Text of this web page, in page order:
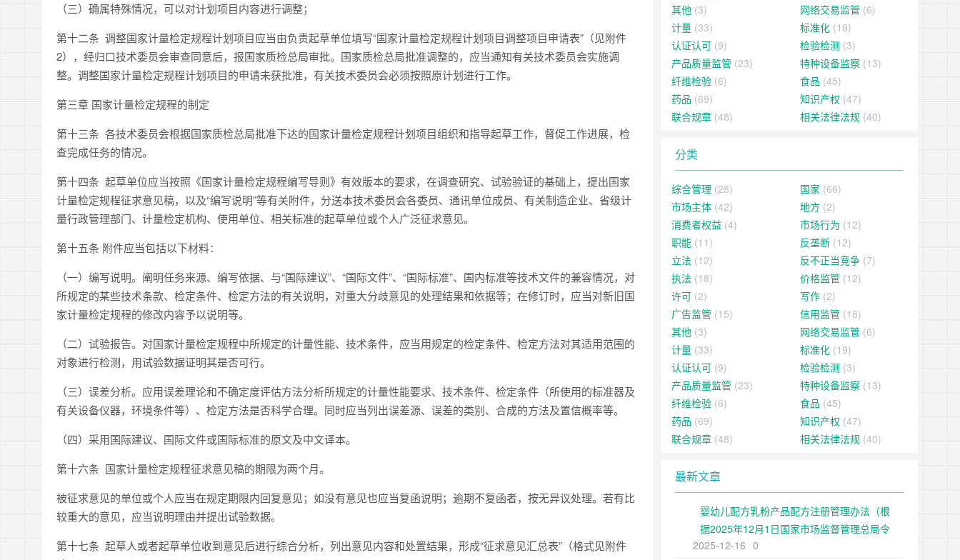
（三）确属特殊情况，可以对计划项目内容进行调整；
第十二条 调整国家计量检定规程计划项目应当由负责起草单位填写“国家计量检定规程计划项目调整项目申请表”（见附件
2），经归口技术委员会审查同意后，报国家质检总局审批。国家质检总局批准调整的，应当通知有关技术委员会实施调
整。调整国家计量检定规程计划项目的申请未获批准，有关技术委员会必须按照原计划进行工作。
第三章 国家计量检定规程的制定
第十三条 各技术委员会根据国家质检总局批准下达的国家计量检定规程计划项目组织和指导起草工作，督促工作进展，检
查完成任务的情况。
第十四条 起草单位应当按照《国家计量检定规程编写导则》有效版本的要求，在调查研究、试验验证的基础上，提出国家
计量检定规程征求意见稿，以及“编写说明”等有关附件，分送本技术委员会各委员、通讯单位成员、有关制造企业、省级计
量行政管理部门、计量检定机构、使用单位、相关标准的起草单位或个人广泛征求意见。
第十五条 附件应当包括以下材料：
（一）编写说明。阐明任务来源、编写依据、与“国际建议”、“国际文件”、“国际标准”、国内标准等技术文件的兼容情况，对
所规定的某些技术条款、检定条件、检定方法的有关说明，对重大分歧意见的处理结果和依据等；在修订时，应当对新旧国
家计量检定规程的修改内容予以说明等。
（二）试验报告。对国家计量检定规程中所规定的计量性能、技术条件，应当用规定的检定条件、检定方法对其适用范围的
对象进行检测，用试验数据证明其是否可行。
（三）误差分析。应用误差理论和不确定度评估方法分析所规定的计量性能要求、技术条件、检定条件（所使用的标准器及
有关设备仪器，环境条件等）、检定方法是否科学合理。同时应当列出误差源、误差的类别、合成的方法及置信概率等。
（四）采用国际建议、国际文件或国际标准的原文及中文译本。
第十六条 国家计量检定规程征求意见稿的期限为两个月。
被征求意见的单位或个人应当在规定期限内回复意见；如没有意见也应当复函说明；逾期不复函者，按无异议处理。若有比
较重大的意见，应当说明理由并提出试验数据。
第十七条 起草人或者起草单位收到意见后进行综合分析，列出意见内容和处置结果，形成“征求意见汇总表”（格式见附件
其他 (3) 网络交易监管 (6)
计量 (33) 标准化 (19)
认证认可 (9) 检验检测 (3)
产品质量监管 (23) 特种设备监察 (13)
纤维检验 (6) 食品 (45)
药品 (69) 知识产权 (47)
联合规章 (48) 相关法律法规 (40)
分类
综合管理 (28) 国家 (66)
市场主体 (42) 地方 (2)
消费者权益 (4) 市场行为 (12)
职能 (11) 反垄断 (12)
立法 (12) 反不正当竞争 (7)
执法 (18) 价格监管 (12)
许可 (2) 写作 (2)
广告监管 (15) 信用监管 (18)
其他 (3) 网络交易监管 (6)
计量 (33) 标准化 (19)
认证认可 (9) 检验检测 (3)
产品质量监管 (23) 特种设备监察 (13)
纤维检验 (6) 食品 (45)
药品 (69) 知识产权 (47)
联合规章 (48) 相关法律法规 (40)
最新文章
婴幼儿配方乳粉产品配方注册管理办法（根
据2025年12月1日国家市场监督管理总局令
第109号修正）
2025-12-16 0